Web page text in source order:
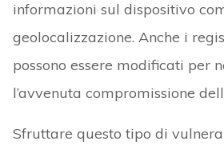
informazioni sul dispositivo
geolocalizzazione. Anche i
possono essere modificati per
l’avvenuta compromissione
Sfruttare questo tipo di